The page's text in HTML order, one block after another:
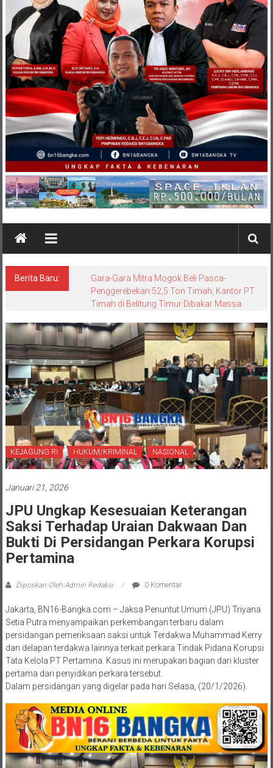
Berita Baru:
Asintel Satlap Tricakti Klarifikasi Temuan 53
Ton Pasir Timah di Belitung: Material Mitra
PT Timah, Dugaan Pelanggaran Tunggu
KEJAGUNG RI HUKUM/KRIMINAL NASIONAL
JPU Ungkap Kesesuaian Keterangan
Saksi Terhadap Uraian Dakwaan Dan
Bukti Di Persidangan Perkara Korupsi
Jakarta, BN16-Bangka.com – Jaksa Penuntut Umum (JPU) Triyana
Setia Putra menyampaikan perkembangan terbaru dalam
persidangan pemeriksaan saksi untuk Terdakwa Muhammad Kerry
dan delapan terdakwa lainnya terkait perkara Tindak Pidana Korupsi
Tata Kelola PT Pertamina. Kasus ini merupakan bagian dari kluster
pertama dari penyidikan perkara tersebut.